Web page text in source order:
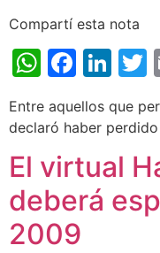
Compartí esta nota
Entre aquellos que
declaró haber
El virtual
deberá
2009